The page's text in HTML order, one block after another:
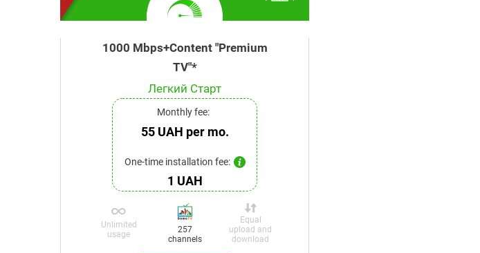
1000 Mbps+Content "Premium
TV"*
Легкий Старт
Monthly fee:
55 UAH per mo.
One-time installation fee:
1 UAH
Unlimited
usage
257
channels
Equal
upload and
download